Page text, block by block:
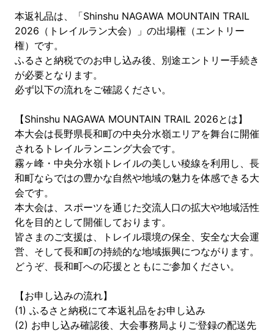
本返礼品は、「Shinshu NAGAWA MOUNTAIN TRAIL
2026（トレイルラン大会）」の出場権（エントリー
権）です。
ふるさと納税でのお申し込み後、別途エントリー手続き
が必要となります。
必ず以下の流れをご確認ください。
【Shinshu NAGAWA MOUNTAIN TRAIL 2026とは】
本大会は長野県長和町の中央分水嶺エリアを舞台に開催
されるトレイルランニング大会です。
霧ヶ峰・中央分水嶺トレイルの美しい稜線を利用し、長
和町ならではの豊かな自然や地域の魅力を体感できる大
会です。
本大会は、スポーツを通じた交流人口の拡大や地域活性
化を目的として開催しております。
皆さまのご支援は、トレイル環境の保全、安全な大会運
営、そして長和町の持続的な地域振興につながります。
どうぞ、長和町への応援とともにご参加ください。
【お申し込みの流れ】
(1) ふるさと納税にて本返礼品をお申し込み
(2) お申し込み確認後、大会事務局よりご登録の配送先